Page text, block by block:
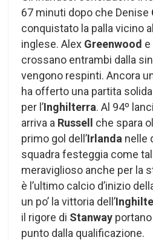
67 minuti dopo che Denise
conquistato la palla vicino
inglese. Alex Greenwood e
crossano entrambi dalla
vengono respinti. Ancora
ha offerto una partita
per l’Inghilterra. Al 94º
arriva a Russell che spara
primo gol dell’Irlanda nelle
squadra festeggia come
meraviglioso anche per la
è l’ultimo calcio d’inizio
un po’ la vittoria dell’
il rigore di Stanway
punto dalla qualificazione.